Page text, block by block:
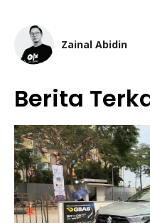
Zainal Abidin
Berita